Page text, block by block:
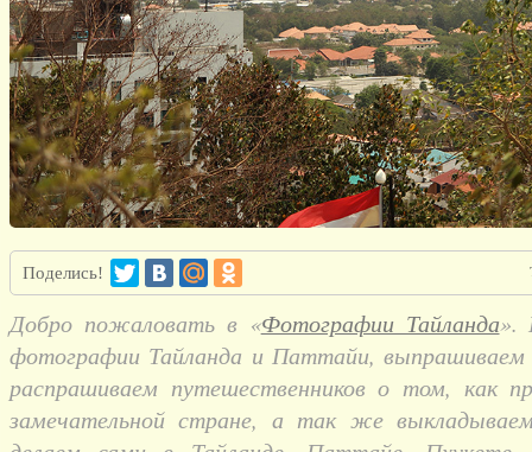
Поделись!
Добро пожаловать в «Фотографии Тайланда».
фотографии Тайланда и Паттайи, выпрашиваем
распрашиваем путешественников о том, как
замечательной стране, а так же